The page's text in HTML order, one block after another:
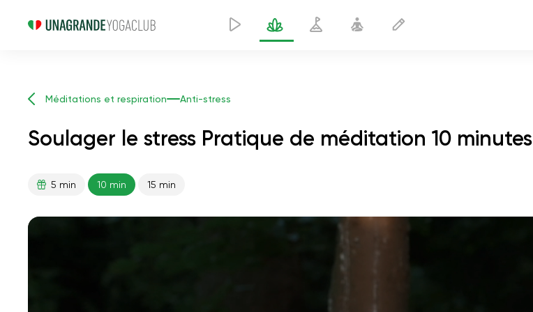
Méditations et respiration Anti-stress
Soulager le stress Pratique de méditation 10 minutes
5 min 10 min 15 min
paix intérieure